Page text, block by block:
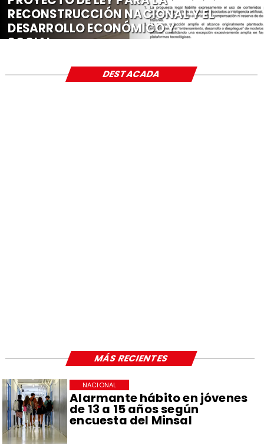
RECONSTRUCCIÓN NACIONAL Y EL
DESARROLLO ECONÓMICO Y
SOCIAL
Alarmante hábito en jóvenes
de 13 a 15 años según
encuesta del Minsal
NACIONAL
DESTACADA
MÁS RECIENTES